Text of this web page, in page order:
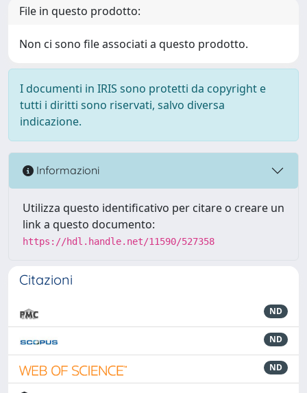
File in questo prodotto:
Non ci sono file associati a questo prodotto.
I documenti in IRIS sono protetti da copyright e
tutti i diritti sono riservati, salvo diversa
indicazione.
Informazioni
Utilizza questo identificativo per citare o creare un
link a questo documento:
https://hdl.handle.net/11590/527358
Citazioni
ND
ND
ND